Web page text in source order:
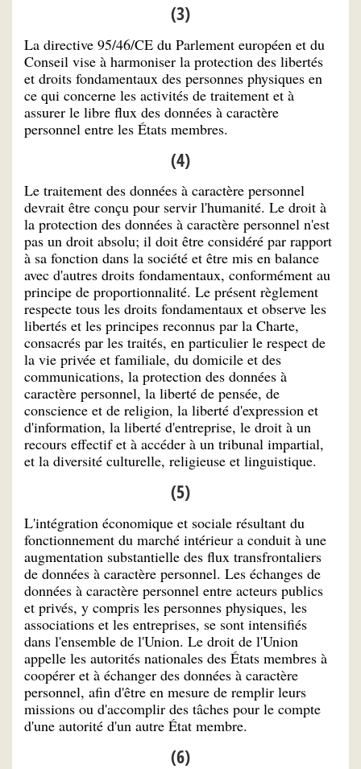
(3)
La directive 95/46/CE du Parlement européen et du
Conseil vise à harmoniser la protection des libertés
et droits fondamentaux des personnes physiques en
ce qui concerne les activités de traitement et à
assurer le libre flux des données à caractère
personnel entre les États membres.
(4)
Le traitement des données à caractère personnel
devrait être conçu pour servir l'humanité. Le droit à
la protection des données à caractère personnel n'est
pas un droit absolu; il doit être considéré par rapport
à sa fonction dans la société et être mis en balance
avec d'autres droits fondamentaux, conformément au
principe de proportionnalité. Le présent règlement
respecte tous les droits fondamentaux et observe les
libertés et les principes reconnus par la Charte,
consacrés par les traités, en particulier le respect de
la vie privée et familiale, du domicile et des
communications, la protection des données à
caractère personnel, la liberté de pensée, de
conscience et de religion, la liberté d'expression et
d'information, la liberté d'entreprise, le droit à un
recours effectif et à accéder à un tribunal impartial,
et la diversité culturelle, religieuse et linguistique.
(5)
L'intégration économique et sociale résultant du
fonctionnement du marché intérieur a conduit à une
augmentation substantielle des flux transfrontaliers
de données à caractère personnel. Les échanges de
données à caractère personnel entre acteurs publics
et privés, y compris les personnes physiques, les
associations et les entreprises, se sont intensifiés
dans l'ensemble de l'Union. Le droit de l'Union
appelle les autorités nationales des États membres à
coopérer et à échanger des données à caractère
personnel, afin d'être en mesure de remplir leurs
missions ou d'accomplir des tâches pour le compte
d'une autorité d'un autre État membre.
(6)